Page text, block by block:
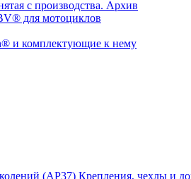
с производства. Архив
для мотоциклов
и комплектующие к нему
Крепления, чехлы и